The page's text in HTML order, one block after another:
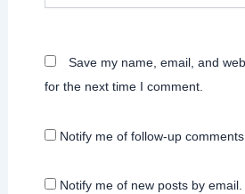
Save my name, email, and
for the next time I comment.
Notify me of follow-up comments
Notify me of new posts by email.